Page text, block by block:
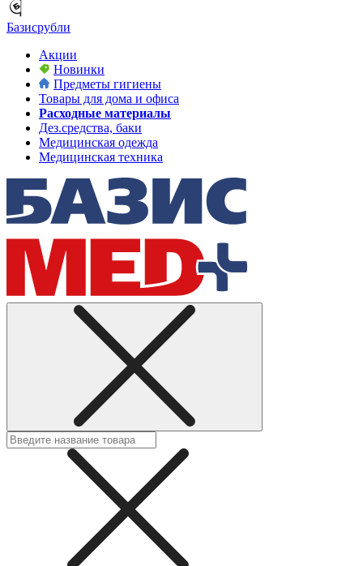
Базисрубли
Акции
Новинки
Предметы гигиены
Товары для дома и офиса
Расходные материалы
Дез.средства, баки
Медицинская одежда
Медицинская техника